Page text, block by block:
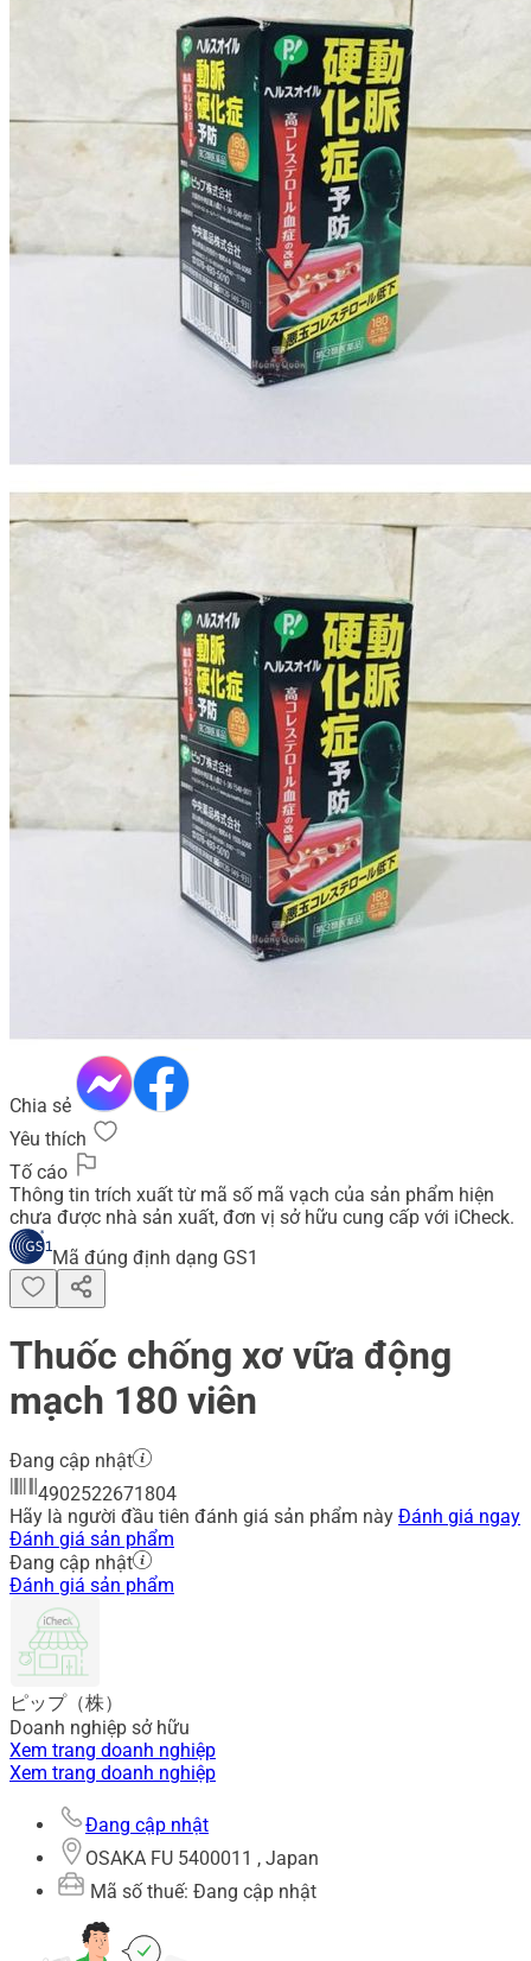
Chia sẻ
Yêu thích
Tố cáo
Thông tin trích xuất từ mã số mã vạch của sản phẩm hiện
chưa được nhà sản xuất, đơn vị sở hữu cung cấp với iCheck.
Mã đúng định dạng GS1
Thuốc chống xơ vữa động
mạch 180 viên
Đang cập nhật
4902522671804
Hãy là người đầu tiên đánh giá sản phẩm này Đánh giá ngay
Đánh giá sản phẩm
Đang cập nhật
Đánh giá sản phẩm
ピップ（株）
Doanh nghiệp sở hữu
Xem trang doanh nghiệp
Xem trang doanh nghiệp
Đang cập nhật
OSAKA FU 5400011 , Japan
Mã số thuế: Đang cập nhật